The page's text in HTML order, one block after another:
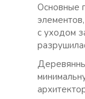
Основные
с уходом